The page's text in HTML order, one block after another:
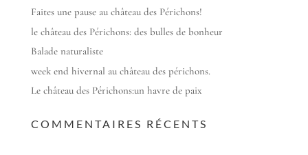
Faites une pause au château des Périchons!
le château des Périchons: des bulles de bonheur
Balade naturaliste
week end hivernal au château des périchons.
Le château des Périchons:un havre de paix
COMMENTAIRES RÉCENTS